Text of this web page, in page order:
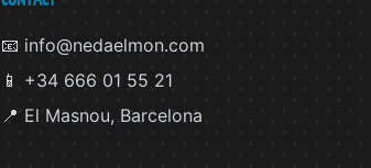
📧 info@nedaelmon.com
📱 +34 666 01 55 21
📍 El Masnou, Barcelona